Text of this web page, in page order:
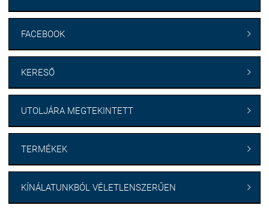
FACEBOOK 
KERESŐ 
UTOLJÁRA MEGTEKINTETT 
TERMÉKEK 
KÍNÁLATUNKBÓL VÉLETLENSZERŰEN 